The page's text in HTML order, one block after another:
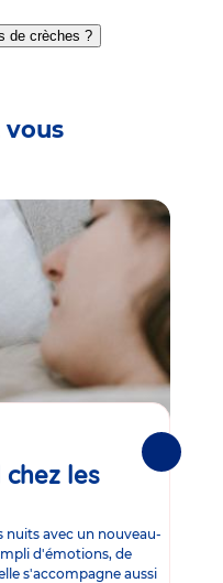
de crèches ?
vous
les
nuits avec un nouveau-
d'émotions, de
s'accompagne aussi